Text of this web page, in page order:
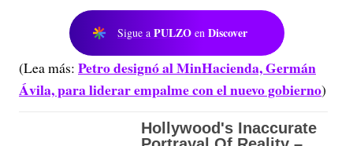
Sigue a PULZO en Discover
(Lea más: Petro designó al MinHacienda, Germán
Ávila, para liderar empalme con el nuevo gobierno)